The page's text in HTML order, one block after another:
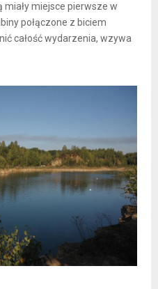
miały miejsce pierwsze w
połączone z biciem
całość wydarzenia, wzywa